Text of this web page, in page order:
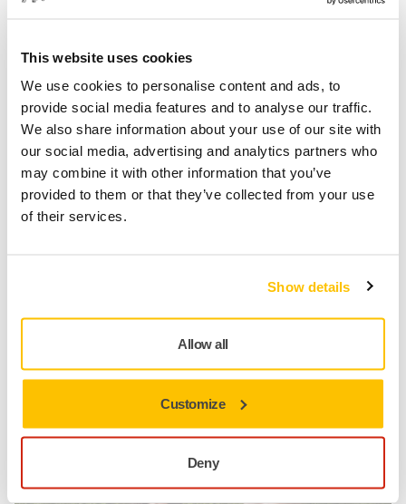
This website uses cookies
We use cookies to personalise content and ads, to
provide social media features and to analyse our traffic.
We also share information about your use of our site with
our social media, advertising and analytics partners who
may combine it with other information that you’ve
provided to them or that they’ve collected from your use
of their services.
Show details
Allow all
Customize
Deny
Impact Social Positif
Environnement Plus Responsable